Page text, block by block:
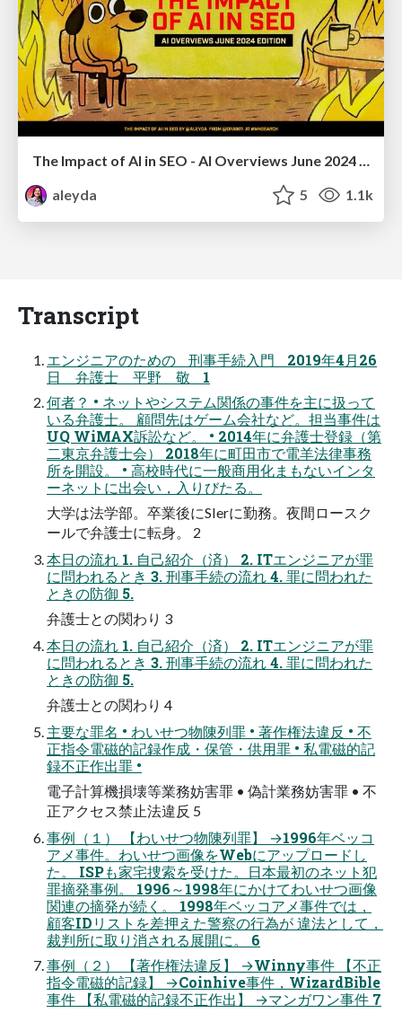
aleyda
5 1.1k
Transcript
エンジニアのための 刑事手続入門 2019年4月26
日 弁護士 平野 敬 1
何者？ • ネットやシステム関係の事件を主に扱って
いる弁護士。 顧問先はゲーム会社など。担当事件は
UQ WiMAX訴訟など。 • 2014年に弁護士登録（第
二東京弁護士会） 2018年に町田市で電羊法律事務
所を開設。 • 高校時代に一般商用化まもないインタ
ーネットに出会い，入りびたる。
大学は法学部。卒業後にSIerに勤務。夜間ロースク
ールで弁護士に転身。 2
本日の流れ 1. 自己紹介（済） 2. ITエンジニアが罪
に問われるとき 3. 刑事手続の流れ 4. 罪に問われた
ときの防御 5.
弁護士との関わり 3
本日の流れ 1. 自己紹介（済） 2. ITエンジニアが罪
に問われるとき 3. 刑事手続の流れ 4. 罪に問われた
ときの防御 5.
弁護士との関わり 4
主要な罪名 • わいせつ物陳列罪 • 著作権法違反 • 不
正指令電磁的記録作成・保管・供用罪 • 私電磁的記
録不正作出罪 •
電子計算機損壊等業務妨害罪 • 偽計業務妨害罪 • 不
正アクセス禁止法違反 5
事例（１） 【わいせつ物陳列罪】 →1996年ベッコ
アメ事件。わいせつ画像をWebにアップロードし
た。 ISPも家宅捜索を受けた。日本最初のネット犯
罪摘発事例。 1996～1998年にかけてわいせつ画像
関連の摘発が続く。 1998年ベッコアメ事件では，
顧客IDリストを差押えた警察の行為が 違法として，
裁判所に取り消される展開に。 6
事例（２） 【著作権法違反】 →Winny事件 【不正
指令電磁的記録】 →Coinhive事件，WizardBible
事件 【私電磁的記録不正作出】 →マンガワン事件 7